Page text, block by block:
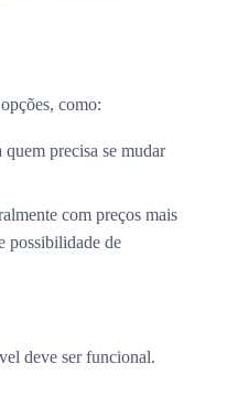
como:
quem precisa se mudar
com preços mais
possibilidade de
deve ser funcional.